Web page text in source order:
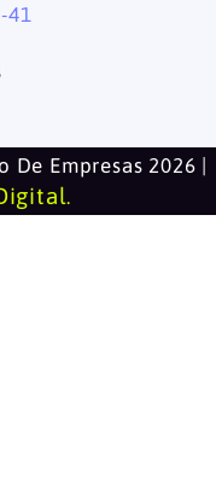
41
De Empresas 2026 |
.